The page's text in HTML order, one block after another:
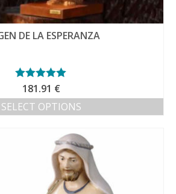
DE LA ESPERANZA
Valorado con
5.00de 5
181.91 €
SELECT OPTIONS